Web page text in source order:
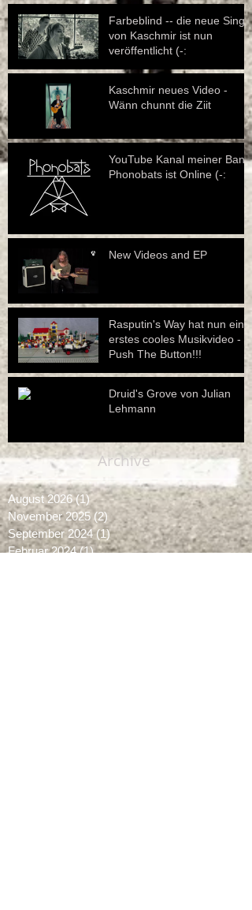
Farbeblind -- die neue Single
von Kaschmir ist nun
veröffentlicht (-:
Kaschmir neues Video -
Wänn chunnt die Ziit
YouTube Kanal meiner Band
Phonobats ist Online (-:
New Videos and EP
Rasputin's Way hat nun ein
erstes cooles Musikvideo -
Push The Button!!!
Druid's Grove von Julian
Lehmann
Archive
August 2026 (1)1 Beitrag
November 2025 (2) 2 Beiträge
September 2024 (1)1 Beitrag
Februar 2024 (1)1 Beitrag